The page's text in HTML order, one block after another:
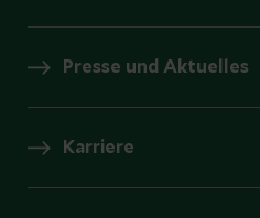
Presse und Aktuelles
Karriere